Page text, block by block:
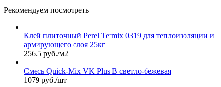
Рекомендуем посмотреть
Клей плиточный Perel Termix 0319 для теплоизоляции и
армирующего слоя 25кг
256.5 руб./м2
Смесь Quick-Mix VK Plus B светло-бежевая
1079 руб./шт